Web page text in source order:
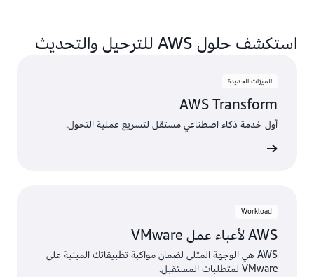
استكشف حلول AWS للترحيل والتحديث
الميزات الجديدة
AWS Transform
أول خدمة ذكاء اصطناعي مستقل لتسريع عملية التحول.
Workload
AWS لأعباء عمل VMware
AWS هي الوجهة المثلى لضمان مواكبة تطبيقاتك المبنية على
VMware لمتطلبات المستقبل.